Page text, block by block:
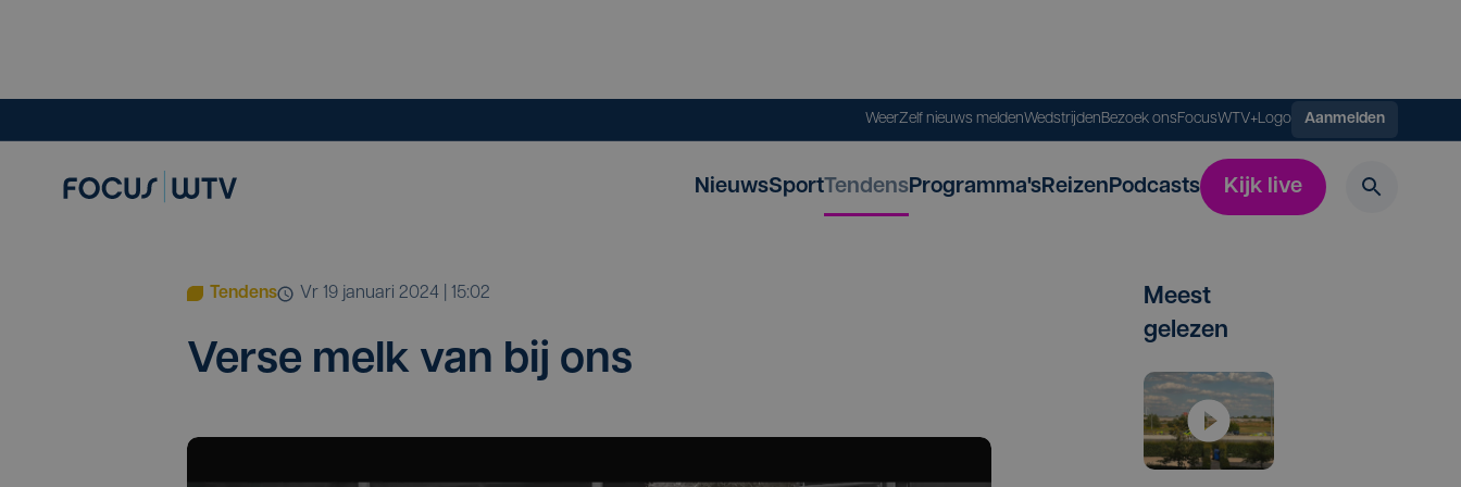
WeerZelf nieuws meldenWedstrijdenBezoek onsFocusWTV+Logo Aanmelden
NieuwsSportTendensProgramma'sReizenPodcasts Kijk live
Tendens vr 19 januari 2024 | 15:02
Ver­se melk van bij ons
Meest
gelezen